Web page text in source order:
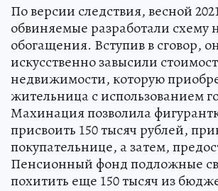
По версии следствия, весной
обвиняемые разработали схему
обогащения. Вступив в сговор,
искусственно завысили
недвижимости, которую
жительница с использованием
Махинация позволила
присвоить 150 тысяч рублей,
покупательнице, а затем,
Пенсионный фонд подложные
похитить еще 150 тысяч из